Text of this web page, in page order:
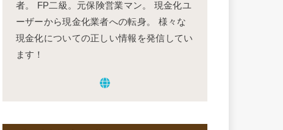
者。 FP二級。元保険営業マン。 現金化ユ
ーザーから現金化業者への転身。 様々な
現金化についての正しい情報を発信してい
ます！